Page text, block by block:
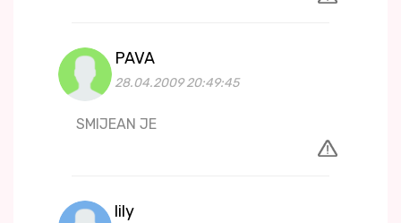
PAVA
28.04.2009 20:49:45
SMIJEAN JE
lily